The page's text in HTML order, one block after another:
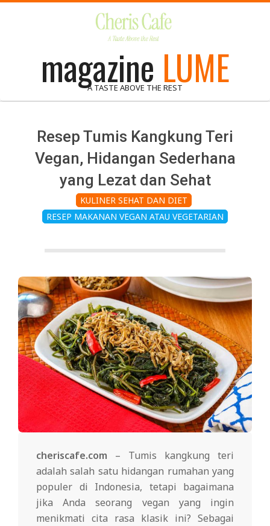
magazine LUME
A TASTE ABOVE THE REST
Resep Tumis Kangkung Teri
Vegan, Hidangan Sederhana
yang Lezat dan Sehat
KULINER SEHAT DAN DIET
RESEP MAKANAN VEGAN ATAU VEGETARIAN
cheriscafe.com – Tumis kangkung teri
adalah salah satu hidangan rumahan yang
populer di Indonesia, tetapi bagaimana
jika Anda seorang vegan yang ingin
menikmati cita rasa klasik ini? Sebagai